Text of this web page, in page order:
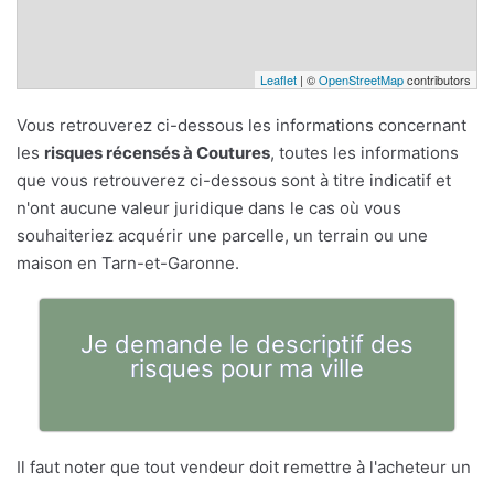
Leaflet | ©OpenStreetMapcontributors
Vous retrouverez ci-dessous les informations concernant
les risques récensés à Coutures, toutes les informations
que vous retrouverez ci-dessous sont à titre indicatif et
n'ont aucune valeur juridique dans le cas où vous
souhaiteriez acquérir une parcelle, un terrain ou une
maison en Tarn-et-Garonne.
Je demande le descriptif des
risques pour ma ville
Il faut noter que tout vendeur doit remettre à l'acheteur un